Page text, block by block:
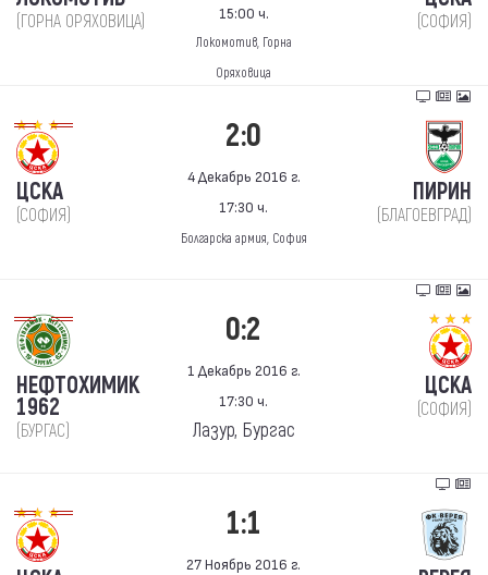
(ГОРНА ОРЯХОВИЦА)
15:00 ч.
Локомотив, Горна
Оряховица
(СОФИЯ)
ЦСКА
(СОФИЯ)
2:0
4 Декабрь 2016 г.
17:30 ч.
Болгарска армия, София
ПИРИН
(БЛАГОЕВГРАД)
НЕФТОХИМИК
1962
(БУРГАС)
0:2
1 Декабрь 2016 г.
17:30 ч.
Лазур, Бургас
ЦСКА
(СОФИЯ)
1:1
27 Ноябрь 2016 г.